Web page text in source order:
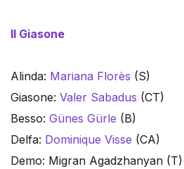
Il Giasone
Alinda: Mariana Florès (S)
Giasone: Valer Sabadus (CT)
Besso: Günes Gürle (B)
Delfa: Dominique Visse (CA)
Demo: Migran Agadzhanyan (T)